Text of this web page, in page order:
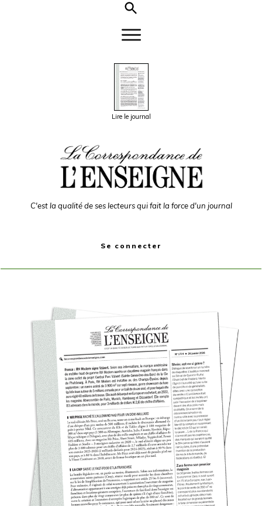
Lire le journal
C'est la qualité de ses lecteurs qui fait la force d'un journal
Se connecter